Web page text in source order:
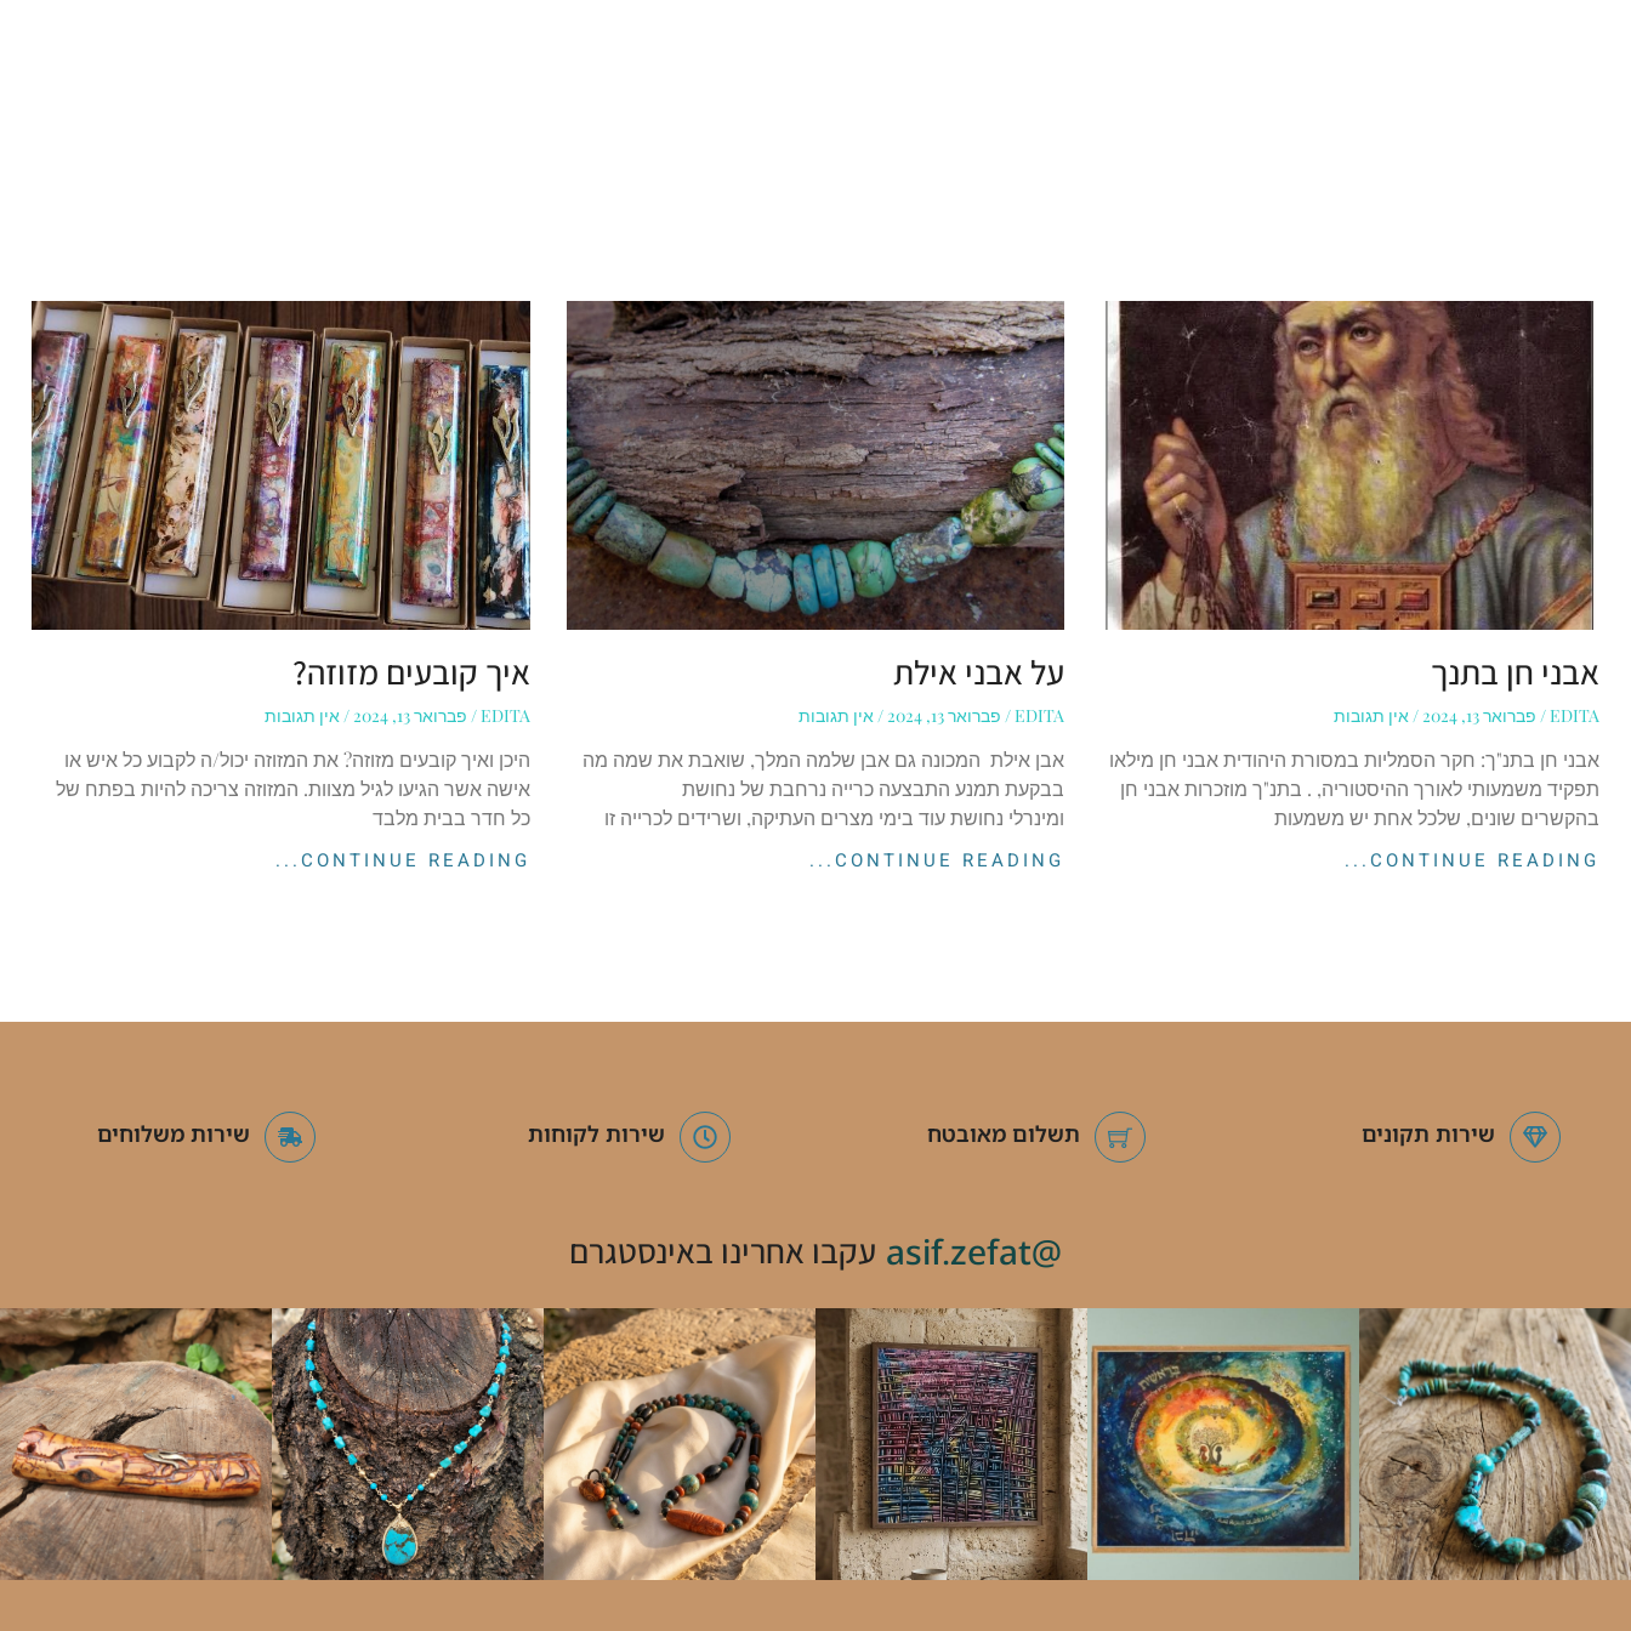
אבני חן בתנך
EDITA פברואר 13, 2024 אין תגובות
אבני חן בתנ"ך: חקר הסמליות במסורת היהודית אבני חן מילאו
תפקיד משמעותי לאורך ההיסטוריה, . בתנ"ך מוזכרות אבני חן
בהקשרים שונים, שלכל אחת יש משמעות
CONTINUE READING...
על אבני אילת
EDITA פברואר 13, 2024 אין תגובות
אבן אילת המכונה גם אבן שלמה המלך, שואבת את שמה מה
בבקעת תמנע התבצעה כרייה נרחבת של נחושת
ומינרלי נחושת עוד בימי מצרים העתיקה, ושרידים לכרייה זו
CONTINUE READING...
איך קובעים מזוזה?
EDITA פברואר 13, 2024 אין תגובות
היכן ואיך קובעים מזוזה? את המזוזה יכול/ה לקבוע כל איש או
אישה אשר הגיעו לגיל מצוות. המזוזה צריכה להיות בפתח של
כל חדר בבית מלבד
CONTINUE READING...
שירות תקונים תשלום מאובטח שירות לקוחות שירות משלוחים
@asif.zefat עקבו אחרינו באינסטגרם